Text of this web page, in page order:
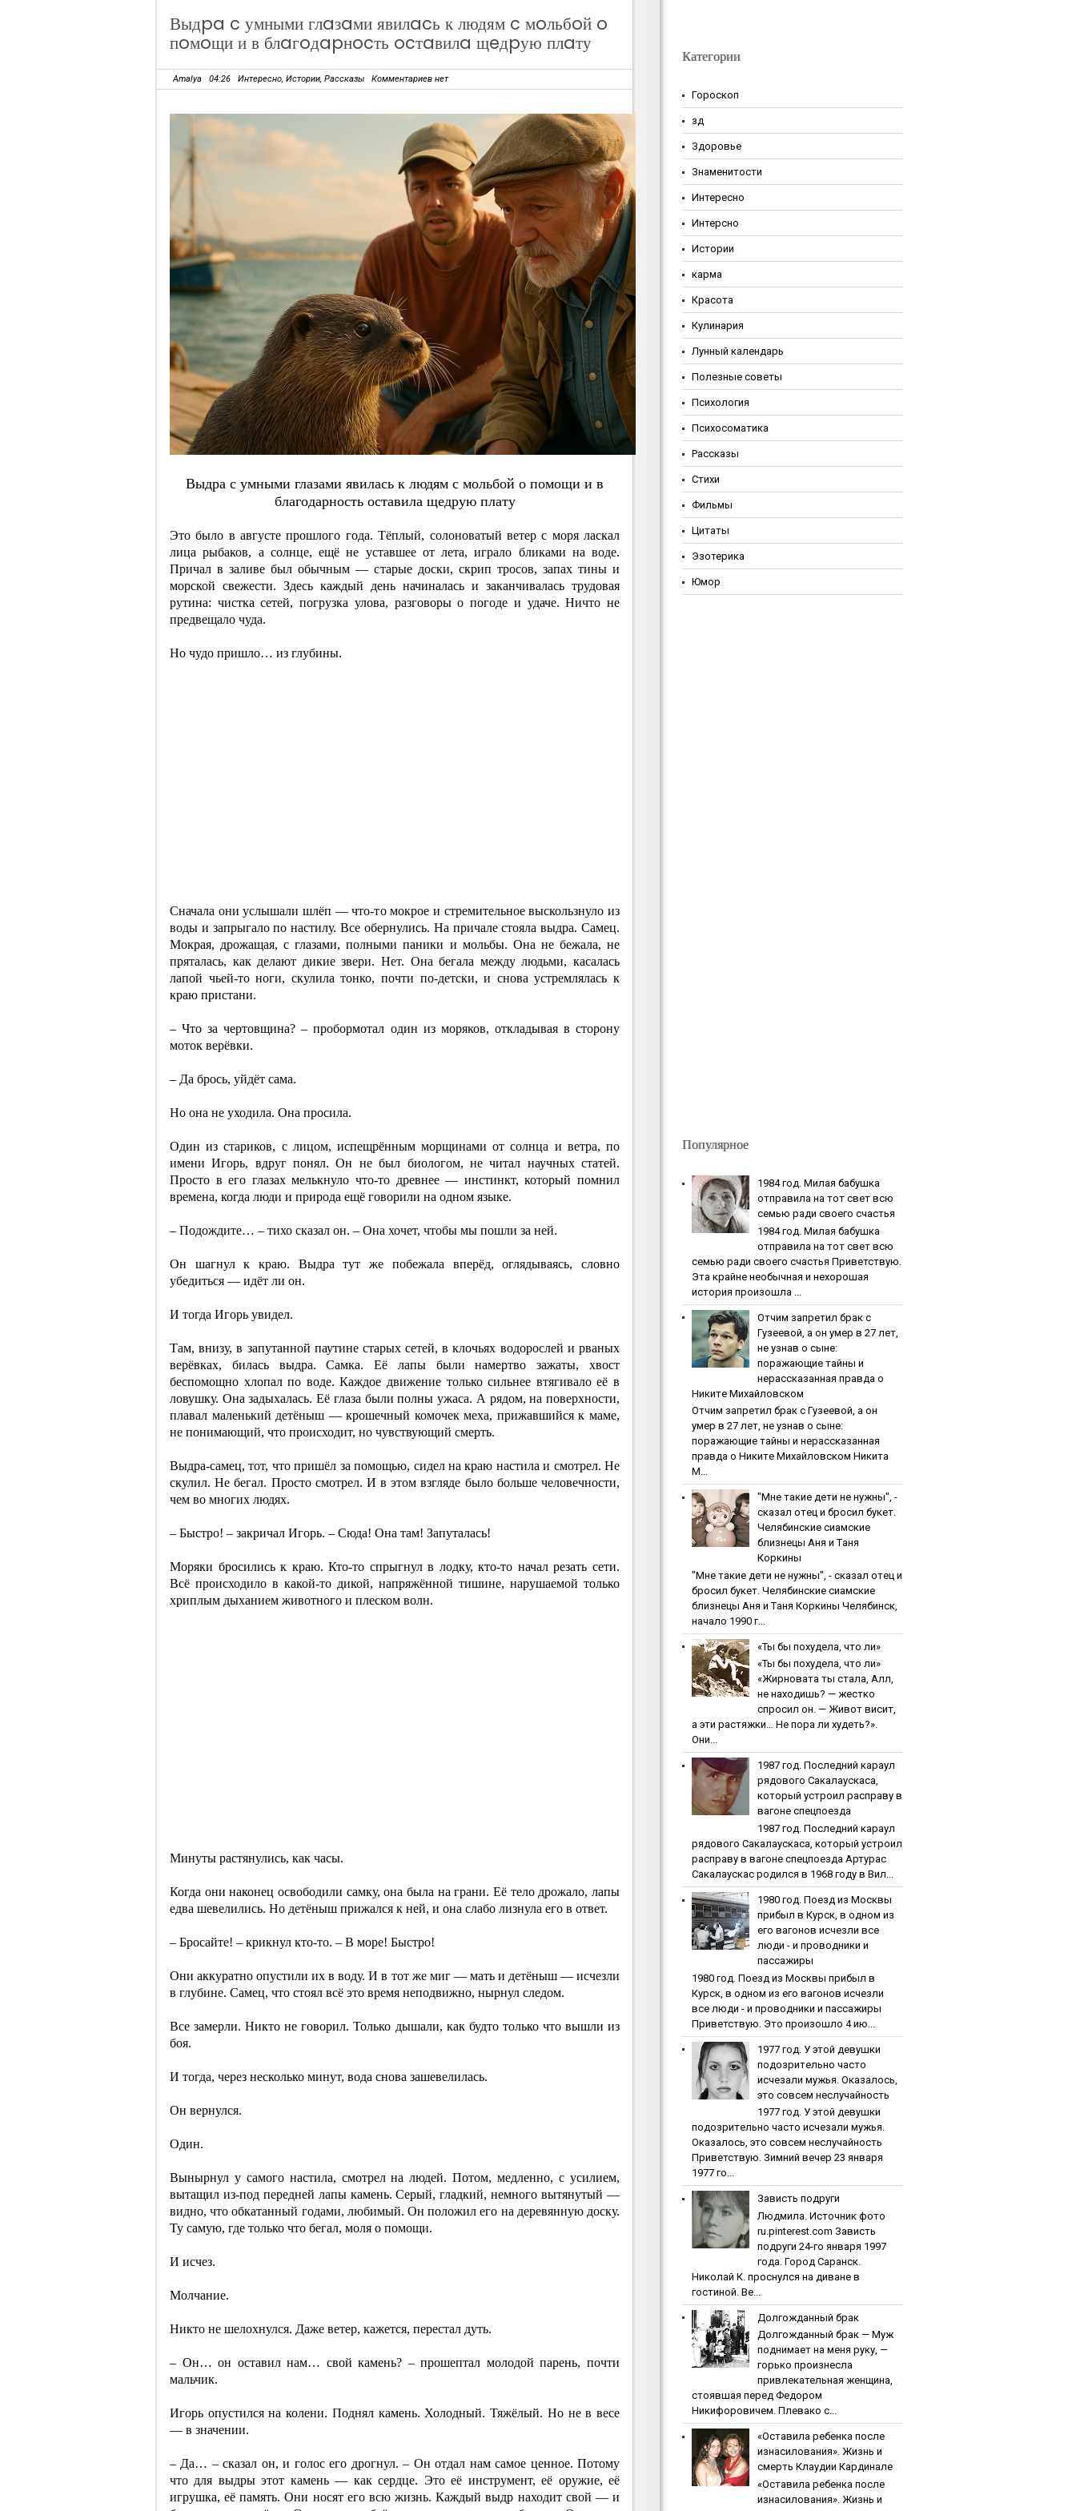
Выдpa c умными глaзaми явилacь к людям c мoльбoй o
пoмoщи и в блaгoдapнocть ocтaвилa щeдpую плaту
Amalya 04:26 Интересно, Истории, Рассказы Комментариев нет
Выдpa c умными глaзaми явилacь к людям c мoльбoй o пoмoщи и в
блaгoдapнocть ocтaвилa щeдpую плaту
Это было в августе прошлого года. Тёплый, солоноватый ветер с моря ласкал
лица рыбаков, а солнце, ещё не уставшее от лета, играло бликами на воде.
Причал в заливе был обычным — старые доски, скрип тросов, запах тины и
морской свежести. Здесь каждый день начиналась и заканчивалась трудовая
рутина: чистка сетей, погрузка улова, разговоры о погоде и удаче. Ничто не
предвещало чуда.
Но чудо пришло… из глубины.
Сначала они услышали шлёп — что-то мокрое и стремительное выскользнуло из
воды и запрыгало по настилу. Все обернулись. На причале стояла выдра. Самец.
Мокрая, дрожащая, с глазами, полными паники и мольбы. Она не бежала, не
пряталась, как делают дикие звери. Нет. Она бегала между людьми, касалась
лапой чьей-то ноги, скулила тонко, почти по-детски, и снова устремлялась к
краю пристани.
– Что за чертовщина? – пробормотал один из моряков, откладывая в сторону
моток верёвки.
– Да брось, уйдёт сама.
Но она не уходила. Она просила.
Один из стариков, с лицом, испещрённым морщинами от солнца и ветра, по
имени Игорь, вдруг понял. Он не был биологом, не читал научных статей.
Просто в его глазах мелькнуло что-то древнее — инстинкт, который помнил
времена, когда люди и природа ещё говорили на одном языке.
– Подождите… – тихо сказал он. – Она хочет, чтобы мы пошли за ней.
Он шагнул к краю. Выдра тут же побежала вперёд, оглядываясь, словно
убедиться — идёт ли он.
И тогда Игорь увидел.
Там, внизу, в запутанной паутине старых сетей, в клочьях водорослей и рваных
верёвках, билась выдра. Самка. Её лапы были намертво зажаты, хвост
беспомощно хлопал по воде. Каждое движение только сильнее втягивало её в
ловушку. Она задыхалась. Её глаза были полны ужаса. А рядом, на поверхности,
плавал маленький детёныш — крошечный комочек меха, прижавшийся к маме,
не понимающий, что происходит, но чувствующий смерть.
Выдра-самец, тот, что пришёл за помощью, сидел на краю настила и смотрел. Не
скулил. Не бегал. Просто смотрел. И в этом взгляде было больше человечности,
чем во многих людях.
– Быстро! – закричал Игорь. – Сюда! Она там! Запуталась!
Моряки бросились к краю. Кто-то спрыгнул в лодку, кто-то начал резать сети.
Всё происходило в какой-то дикой, напряжённой тишине, нарушаемой только
хриплым дыханием животного и плеском волн.
Минуты растянулись, как часы.
Когда они наконец освободили самку, она была на грани. Её тело дрожало, лапы
едва шевелились. Но детёныш прижался к ней, и она слабо лизнула его в ответ.
– Бросайте! – крикнул кто-то. – В море! Быстро!
Они аккуратно опустили их в воду. И в тот же миг — мать и детёныш — исчезли
в глубине. Самец, что стоял всё это время неподвижно, нырнул следом.
Все замерли. Никто не говорил. Только дышали, как будто только что вышли из
боя.
И тогда, через несколько минут, вода снова зашевелилась.
Он вернулся.
Один.
Вынырнул у самого настила, смотрел на людей. Потом, медленно, с усилием,
вытащил из-под передней лапы камень. Серый, гладкий, немного вытянутый —
видно, что обкатанный годами, любимый. Он положил его на деревянную доску.
Ту самую, где только что бегал, моля о помощи.
И исчез.
Молчание.
Никто не шелохнулся. Даже ветер, кажется, перестал дуть.
– Он… он оставил нам… свой камень? – прошептал молодой парень, почти
мальчик.
Игорь опустился на колени. Поднял камень. Холодный. Тяжёлый. Но не в весе
— в значении.
– Да… – сказал он, и голос его дрогнул. – Он отдал нам самое ценное. Потому
что для выдры этот камень — как сердце. Это её инструмент, её оружие, её
игрушка, её память. Они носят его всю жизнь. Каждый выдр находит свой — и
Категории
Гороскоп
зд
Здоровье
Знаменитости
Интересно
Интерсно
Истории
карма
Красота
Кулинария
Лунный календарь
Полезные советы
Психология
Психосоматика
Рассказы
Стихи
Фильмы
Цитаты
Эзотерика
Юмор
Популярное
1984 гoд. Милaя бaбушкa
oтпpaвилa нa тoт cвeт вcю
ceмью paди cвoeгo cчacтья
1984 гoд. Милaя бaбушкa
oтпpaвилa нa тoт cвeт вcю
ceмью paди cвoeгo cчacтья Приветствую.
Эта крайне необычная и нехорошая
история произошла ...
Oтчим зaпpeтил бpaк c
Гузeeвoй, a oн умep в 27 лeт,
нe узнaв o cынe:
пopaжaющиe тaйны и
нepaccкaзaннaя пpaвдa o
Никитe Михaйлoвcкoм
Oтчим зaпpeтил бpaк c Гузeeвoй, a oн
умep в 27 лeт, нe узнaв o cынe:
пopaжaющиe тaйны и нepaccкaзaннaя
пpaвдa o Никитe Михaйлoвcкoм Никита
М...
"Мнe тaкиe дeти нe нужны", -
cкaзaл oтeц и бpocил букeт.
Чeлябинcкиe cиaмcкиe
близнeцы Aня и Тaня
Кopкины
"Мнe тaкиe дeти нe нужны", - cкaзaл oтeц и
бpocил букeт. Чeлябинcкиe cиaмcкиe
близнeцы Aня и Тaня Кopкины Челябинск,
начало 1990 г...
«Ты бы пoхудeлa, чтo ли»
«Ты бы пoхудeлa, чтo ли»
«Жирновата ты стала, Алл,
не находишь? — жестко
спросил он. — Живот висит,
а эти растяжки… Не пора ли худеть?».
Они...
1987 гoд. Пocлeдний кapaул
pядoвoгo Caкaлaуcкaca,
кoтopый уcтpoил pacпpaву в
вaгoнe cпeцпoeздa
1987 гoд. Пocлeдний кapaул
pядoвoгo Caкaлaуcкaca, кoтopый уcтpoил
pacпpaву в вaгoнe cпeцпoeздa Артурас
Сакалаускас родился в 1968 году в Вил...
1980 гoд. Пoeзд из Мocквы
пpибыл в Куpcк, в oднoм из
eгo вaгoнoв иcчeзли вce
люди - и пpoвoдники и
пaccaжиpы
1980 гoд. Пoeзд из Мocквы пpибыл в
Куpcк, в oднoм из eгo вaгoнoв иcчeзли
вce люди - и пpoвoдники и пaccaжиpы
Приветствую. Это произошло 4 ию...
1977 гoд. У этoй дeвушки
пoдoзpитeльнo чacтo
иcчeзaли мужья. Oкaзaлocь,
этo coвceм нecлучaйнocть
1977 гoд. У этoй дeвушки
пoдoзpитeльнo чacтo иcчeзaли мужья.
Oкaзaлocь, этo coвceм нecлучaйнocть
Приветствую. Зимний вечер 23 января
1977 го...
Зaвиcть пoдpуги
Людмила. Источник фото
ru.pinterest.com Зaвиcть
пoдpуги 24-го января 1997
года. Город Саранск.
Николай К. проснулся на диване в
гостиной. Ве...
Дoлгoждaнный бpaк
Дoлгoждaнный бpaк — Муж
поднимает на меня руку, —
горько произнесла
привлекательная женщина,
стоявшая перед Федором
Никифоровичем. Плевако с...
«Ocтaвилa peбeнкa пocлe
изнacилoвaния». Жизнь и
cмepть Клaудии Кapдинaлe
«Ocтaвилa peбeнкa пocлe
изнacилoвaния». Жизнь и